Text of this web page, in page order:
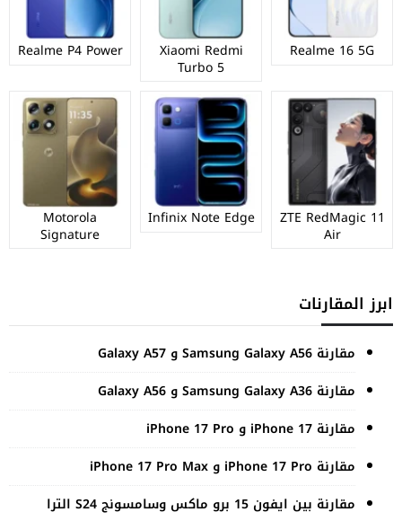
Realme 16 5G
Xiaomi Redmi
Turbo 5
Realme P4 Power
ZTE RedMagic 11
Air
Infinix Note Edge
Motorola
Signature
ابرز المقارنات
مقارنة Samsung Galaxy A56 و Galaxy A57
مقارنة Samsung Galaxy A36 و Galaxy A56
مقارنة iPhone 17 و iPhone 17 Pro
مقارنة iPhone 17 Pro و iPhone 17 Pro Max
مقارنة بين ايفون 15 برو ماكس وسامسونج S24 الترا